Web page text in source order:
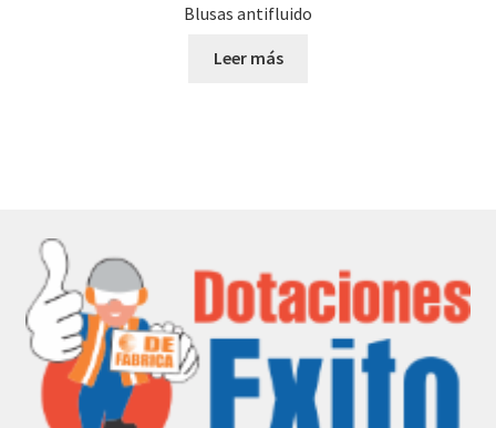
Blusas antifluido
Leer más